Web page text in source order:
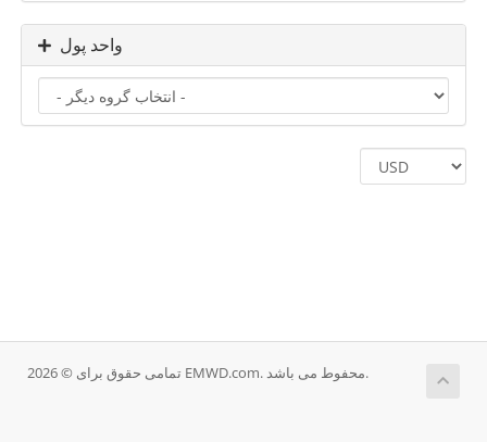
واحد پول
تمامی حقوق برای © 2026 EMWD.com. محفوط می باشد.